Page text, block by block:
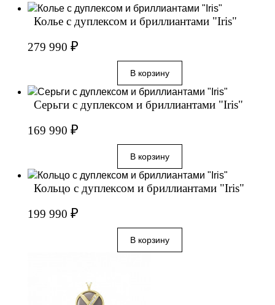
Колье с дуплексом и бриллиантами "Iris"
279 990 ₽
Серьги с дуплексом и бриллиантами "Iris"
169 990 ₽
Кольцо с дуплексом и бриллиантами "Iris"
199 990 ₽